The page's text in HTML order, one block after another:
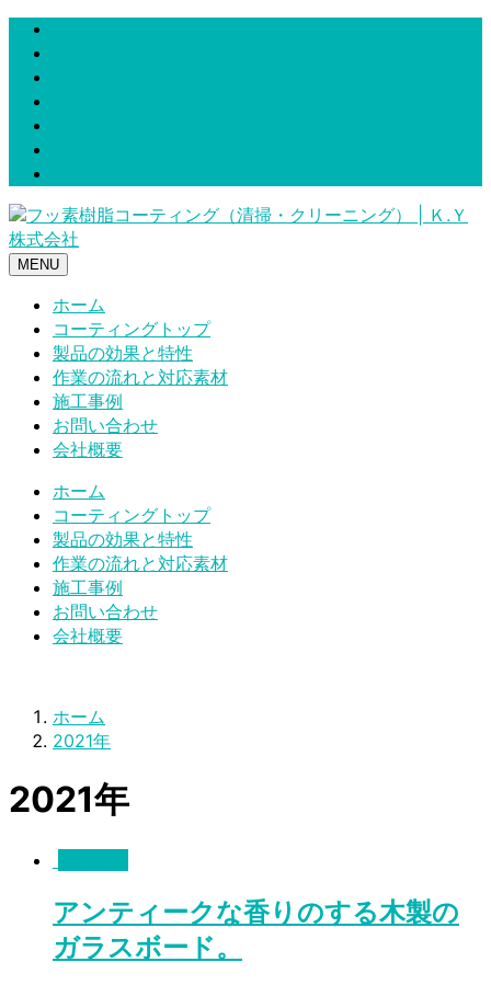
MENU
ホーム
コーティングトップ
製品の効果と特性
作業の流れと対応素材
施工事例
お問い合わせ
会社概要
ホーム
コーティングトップ
製品の効果と特性
作業の流れと対応素材
施工事例
お問い合わせ
会社概要
ホーム
2021年
2021年
アンティークな香りのする木製の
ガラスボード。